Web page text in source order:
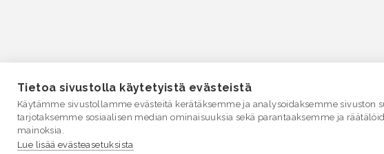
Tietoa sivustolla käytetyistä evästeistä
Käytämme sivustollamme evästeitä kerätäksemme ja analysoidaksemme sivuston
tarjotaksemme sosiaalisen median ominaisuuksia sekä parantaaksemme ja
mainoksia.
Lue lisää evästeasetuksista